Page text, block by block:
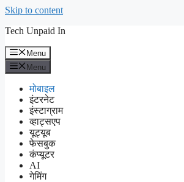
Skip to content
Tech Unpaid In
Menu
Menu
मोबाइल
इंटरनेट
इंस्टाग्राम
व्हाट्सएप
यूट्यूब
फेसबुक
कंप्यूटर
AI
गेमिंग